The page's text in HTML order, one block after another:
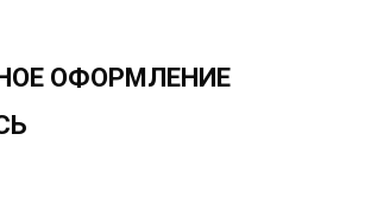
ОФОРМЛЕНИЕ